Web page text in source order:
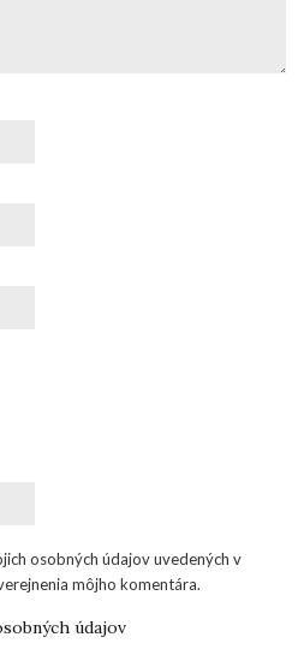
osobných údajov uvedených v
môjho komentára.
údajov